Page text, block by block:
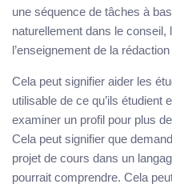
une séquence de tâches à
naturellement dans le conseil,
l’enseignement de la
Cela peut signifier aider les
utilisable de ce qu’ils étudient
examiner un profil pour plus
Cela peut signifier que
projet de cours dans un
pourrait comprendre. Cela